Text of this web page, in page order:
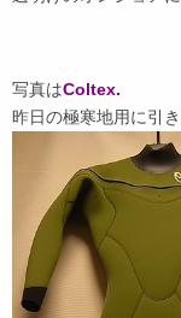
写真はColtex.
昨日の極寒地用に引